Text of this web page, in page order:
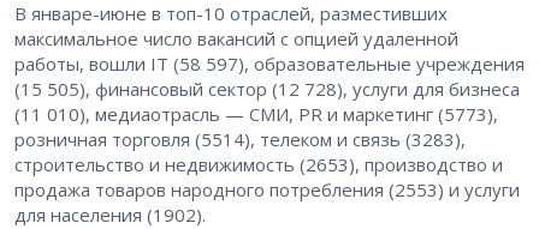
В январе-июне в топ-10 отраслей, разместивших
максимальное число вакансий с опцией удаленной
работы, вошли IT (58 597), образовательные учреждения
(15 505), финансовый сектор (12 728), услуги для бизнеса
(11 010), медиаотрасль — СМИ, PR и маркетинг (5773),
розничная торговля (5514), телеком и связь (3283),
строительство и недвижимость (2653), производство и
продажа товаров народного потребления (2553) и услуги
для населения (1902).